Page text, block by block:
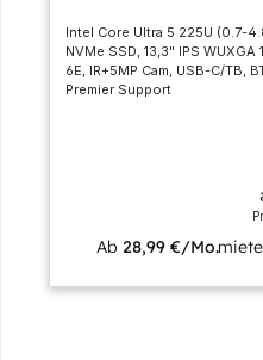
Intel Core Ultra 5 225U (0.7-
NVMe SSD, 13,3" IPS
6E, IR+5MP Cam, USB-C/TB,
Premier Support
Ab28,99 €/Mo.